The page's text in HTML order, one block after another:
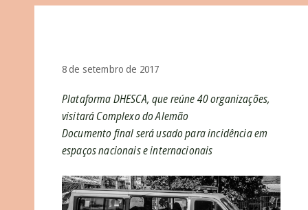
8 de setembro de 2017
Plataforma DHESCA, que reúne 40 organizações,
visitará Complexo do Alemão
Documento final será usado para incidência em
espaços nacionais e internacionais